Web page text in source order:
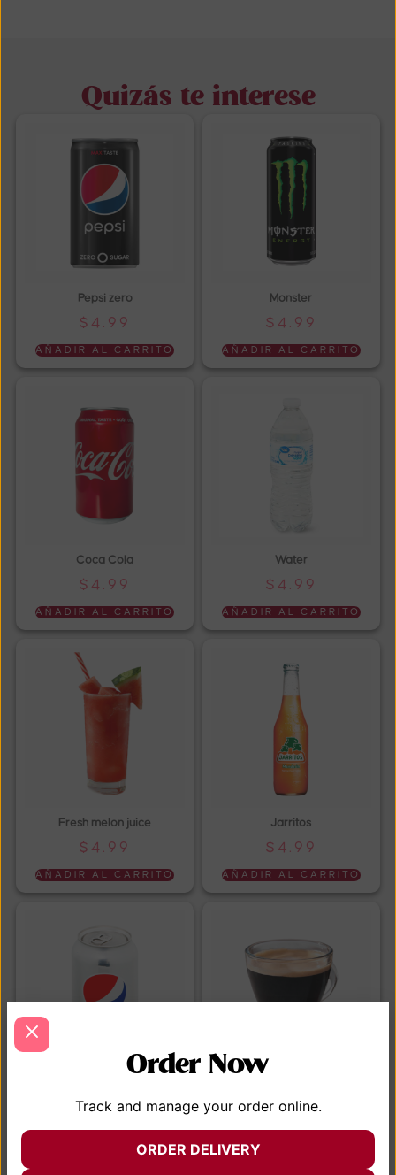
Quizás te interese
Pepsi zero
$ 4.99
AÑADIR AL CARRITO
Monster
$ 4.99
AÑADIR AL CARRITO
Coca Cola
$ 4.99
AÑADIR AL CARRITO
Water
$ 4.99
AÑADIR AL CARRITO
Fresh melon juice
$ 4.99
AÑADIR AL CARRITO
Jarritos
$ 4.99
AÑADIR AL CARRITO
$4.99 $24.99
Order Now
Track and manage your order online.
ORDER DELIVERY